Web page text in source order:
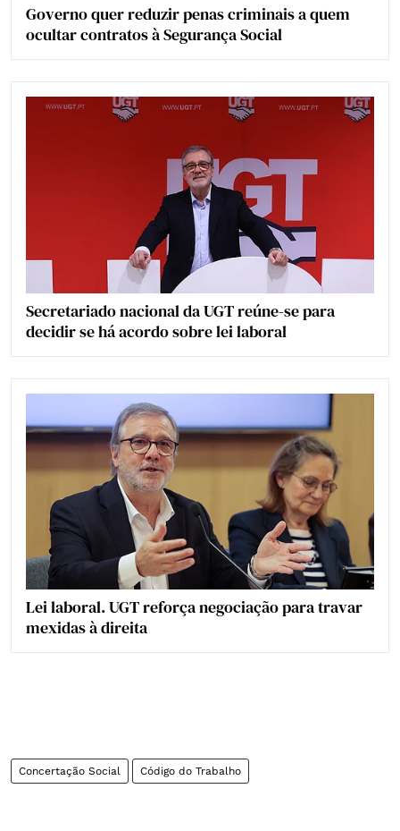
Governo quer reduzir penas criminais a quem
ocultar contratos à Segurança Social
Secretariado nacional da UGT reúne-se para
decidir se há acordo sobre lei laboral
Lei laboral. UGT reforça negociação para travar
mexidas à direita
Concertação Social Código do Trabalho